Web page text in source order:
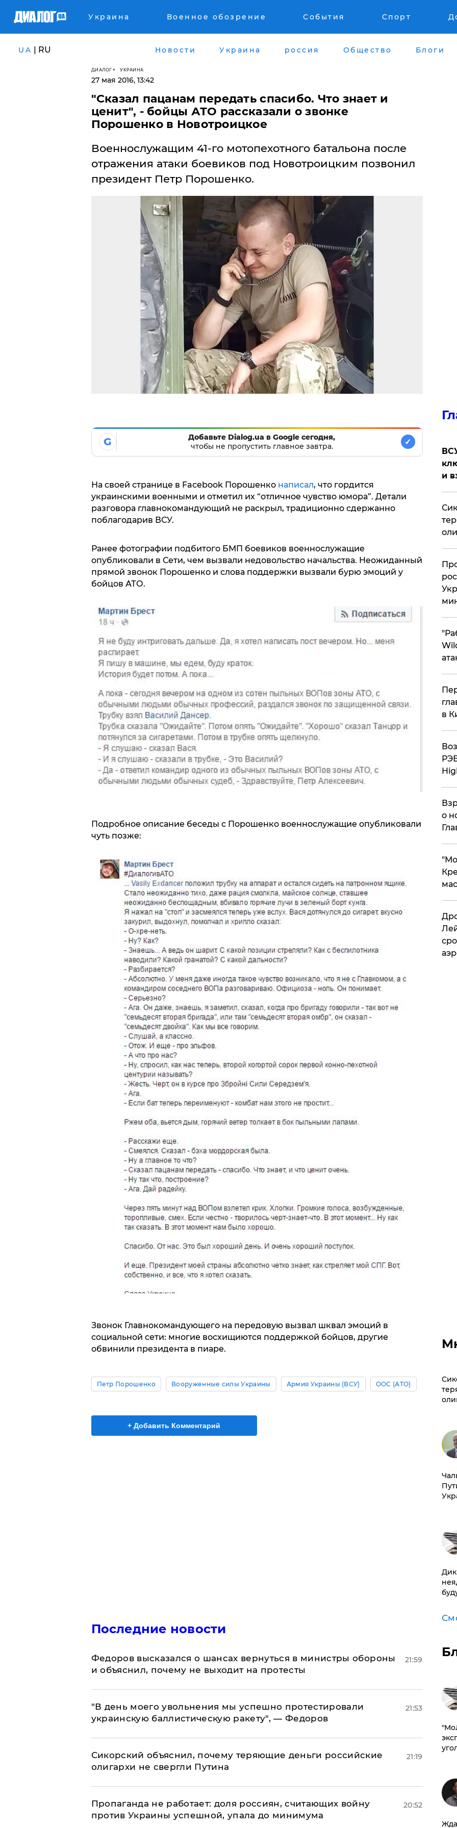
Украина Военное обозрение События Спорт
UA | RU Новости Украина россия Общество Блоги
ДИАЛОГ УКРАИНА
27 мая 2016, 13:42
"Сказал пацанам передать спасибо. Что знает и
ценит", - бойцы АТО рассказали о звонке
Порошенко в Новотроицкое
​Военнослужащим 41-го мотопехотного батальона после
отражения атаки боевиков под Новотроицким позвонил
президент Петр Порошенко.
G
Добавьте Dialog.ua в Google сегодня,
чтобы не пропустить главное завтра.
✓
На своей странице в Facebook Порошенко написал, что гордится
украинскими военными и отметил их “отличное чувство юмора”. Детали
разговора главнокомандующий не раскрыл, традиционно сдержанно
поблагодарив ВСУ.
Ранее фотографии подбитого БМП боевиков военнослужащие
опубликовали в Сети, чем вызвали недовольство начальства. Неожиданный
прямой звонок Порошенко и слова поддержки вызвали бурю эмоций у
бойцов АТО.
Подробное описание беседы с Порошенко военнослужащие опубликовали
чуть позже:
Звонок Главнокомандующего на передовую вызвал шквал эмоций в
социальной сети: многие восхищиются поддержкой бойцов, другие
обвинили президента в пиаре.
Петр Порошенко Вооруженные силы Украины Армия Украины (ВСУ) ООС (АТО)
+ Добавить Комментарий
Последние новости
Федоров высказался о шансах вернуться в министры обороны
и объяснил, почему не выходит на протесты
21:59
​"В день моего увольнения мы успешно протестировали
украинскую баллистическую ракету", — Федоров
21:53
Сикорский объяснил, почему теряющие деньги российские
олигархи не свергли Путина
21:19
​Пропаганда не работает: доля россиян, считающих войну
против Украины успешной, упала до минимума
20:52
и
в
о